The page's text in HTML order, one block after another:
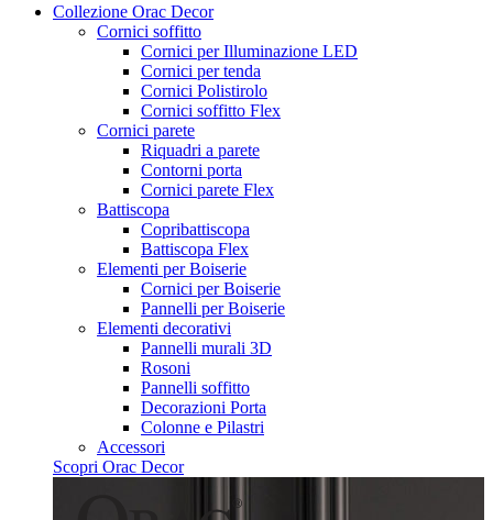
Collezione Orac Decor
Cornici soffitto
Cornici per Illuminazione LED
Cornici per tenda
Cornici Polistirolo
Cornici soffitto Flex
Cornici parete
Riquadri a parete
Contorni porta
Cornici parete Flex
Battiscopa
Copribattiscopa
Battiscopa Flex
Elementi per Boiserie
Cornici per Boiserie
Pannelli per Boiserie
Elementi decorativi
Pannelli murali 3D
Rosoni
Pannelli soffitto
Decorazioni Porta
Colonne e Pilastri
Accessori
Scopri Orac Decor